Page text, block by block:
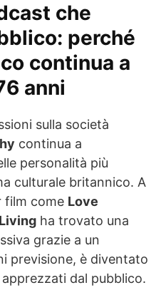
che
perché
continua a
anni
sulla società
continua a
personalità più
culturale britannico. A
film come Love
Living ha trovato una
grazie a un
previsione, è diventato
dal pubblico.